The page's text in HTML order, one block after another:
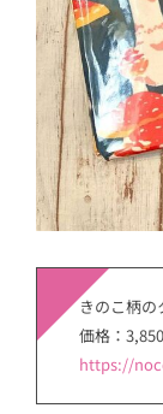
きのこ柄の
価格：
https://